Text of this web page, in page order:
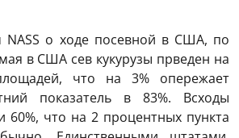
NASS о ходе посевной в США, по
в США сев кукурузы прведен на
что на 3% опережает
показатель в 83%. Всходы
60%, что на 2 процентных пункта